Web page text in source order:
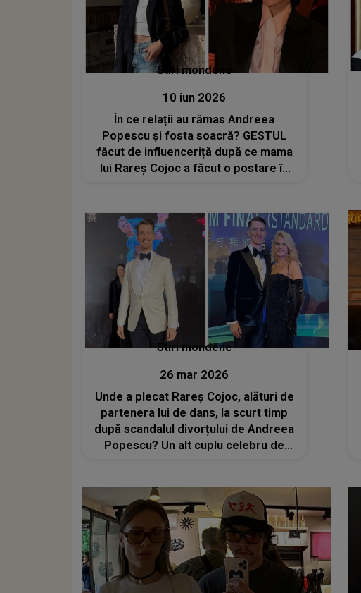
Stiri mondene
10 iun 2026
În ce relații au rămas Andreea
Popescu și fosta soacră? GESTUL
făcut de influenceriță după ce mama
lui Rareș Cojoc a făcut o postare în
Stiri mondene
26 mar 2026
Unde a plecat Rareș Cojoc, alături de
partenera lui de dans, la scurt timp
după scandalul divorțului de Andreea
Popescu? Un alt cuplu celebru de